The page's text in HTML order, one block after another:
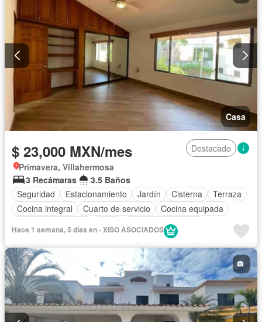
Casa
$ 23,000 MXN/mes
Destacado
Primavera, Villahermosa
3 Recámaras
3.5 Baños
Seguridad
Estacionamiento Jardín Cisterna
Terraza
Cocina integral
Cuarto de servicio
Cocina equipada
Cuarto de Limpieza
Recámara con closet
Caseta de vigilancia
Solo familias
Permite niños
Permite mascotas
Sin amueblar
Hace 1 semana, 5 días en - XISO ASOCIADOS